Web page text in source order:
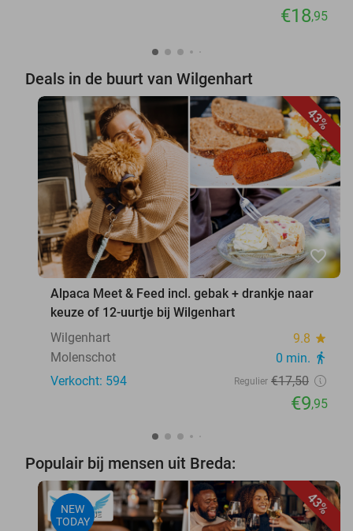
€18,95
Deals in de buurt van Wilgenhart
43%
favorite_border
Alpaca Meet & Feed incl. gebak + drankje naar
keuze of 12-uurtje bij Wilgenhart
Wilgenhart
9.8 star
Molenschot 0 min. directions_walk
Verkocht: 594 Regulier €17,50
€9,95
Populair bij mensen uit Breda:
43%
NEW
TODAY